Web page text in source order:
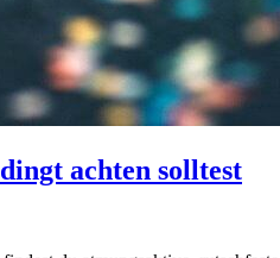
achten solltest